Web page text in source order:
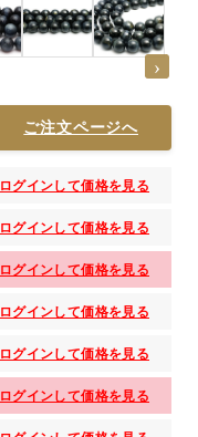
ご注文ページへ
ログインして価格を見る
ログインして価格を見る
ログインして価格を見る
ログインして価格を見る
ログインして価格を見る
ログインして価格を見る